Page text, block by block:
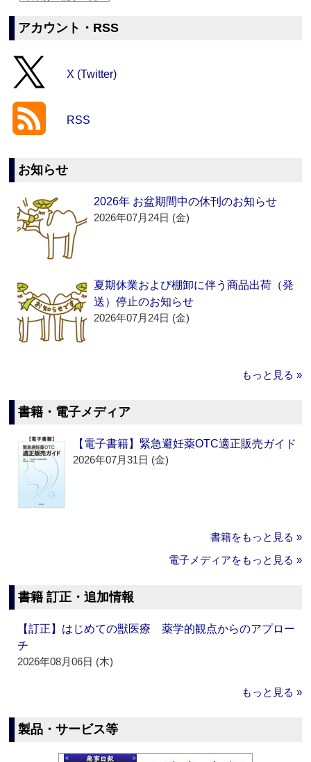
アカウント・RSS
X (Twitter)
RSS
お知らせ
2026年 お盆期間中の休刊のお知らせ
2026年07月24日 (金)
夏期休業および棚卸に伴う商品出荷（発
送）停止のお知らせ
2026年07月24日 (金)
もっと見る »
書籍・電子メディア
【電子書籍】緊急避妊薬OTC適正販売ガイド
2026年07月31日 (金)
書籍をもっと見る »
電子メディアをもっと見る »
書籍 訂正・追加情報
【訂正】はじめての獣医療 薬学的観点からのアプロー
チ
2026年08月06日 (木)
もっと見る »
製品・サービス等